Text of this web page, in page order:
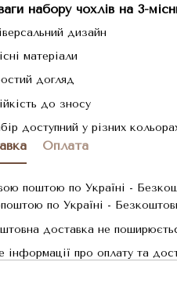
набору чохлів на 3-
дизайн
матеріали
догляд
до зносу
доступний у різних
Оплата
поштою по Україні -
по Україні -
доставка не
інформації про оплату та